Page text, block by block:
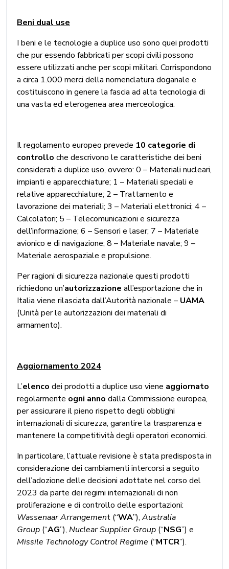
Beni dual use
I beni e le tecnologie a duplice uso sono quei prodotti
che pur essendo fabbricati per scopi civili possono
essere utilizzati anche per scopi militari. Corrispondono
a circa 1.000 merci della nomenclatura doganale e
costituiscono in genere la fascia ad alta tecnologia di
una vasta ed eterogenea area merceologica.
Il regolamento europeo prevede 10 categorie di
controllo che descrivono le caratteristiche dei beni
considerati a duplice uso, ovvero: 0 – Materiali nucleari,
impianti e apparecchiature; 1 – Materiali speciali e
relative apparecchiature; 2 – Trattamento e
lavorazione dei materiali; 3 – Materiali elettronici; 4 –
Calcolatori; 5 – Telecomunicazioni e sicurezza
dell’informazione; 6 – Sensori e laser; 7 – Materiale
avionico e di navigazione; 8 – Materiale navale; 9 –
Materiale aerospaziale e propulsione.
Per ragioni di sicurezza nazionale questi prodotti
richiedono un’autorizzazione all’esportazione che in
Italia viene rilasciata dall’Autorità nazionale – UAMA
(Unità per le autorizzazioni dei materiali di
armamento).
Aggiornamento 2024
L’elenco dei prodotti a duplice uso viene aggiornato
regolarmente ogni anno dalla Commissione europea,
per assicurare il pieno rispetto degli obblighi
internazionali di sicurezza, garantire la trasparenza e
mantenere la competitività degli operatori economici.
In particolare, l’attuale revisione è stata predisposta in
considerazione dei cambiamenti intercorsi a seguito
dell’adozione delle decisioni adottate nel corso del
2023 da parte dei regimi internazionali di non
proliferazione e di controllo delle esportazioni:
Wassenaar Arrangement (“WA”), Australia
Group (“AG”), Nuclear Supplier Group (“NSG”) e
Missile Technology Control Regime (“MTCR”).